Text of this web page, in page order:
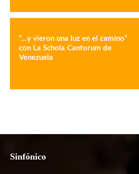
“…y vieron una luz en el camino”
con La Schola Cantorum de
Venezuela
Sinfónico